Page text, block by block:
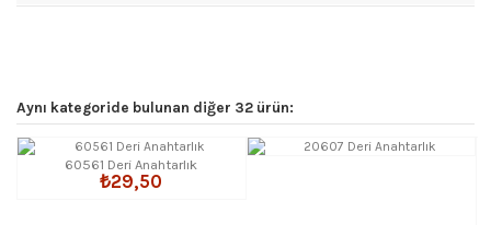
Aynı kategoride bulunan diğer 32 ürün:
60561 Deri Anahtarlık
₺29,50